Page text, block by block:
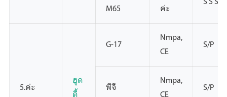
M65
ค่ะ
S S S
5.ค่ะ
ฮูด
ดี้
G-17
Nmpa,
CE
S/P
พีจี
Nmpa,
CE
S/P